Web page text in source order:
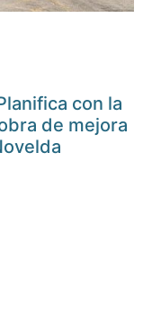
con la
de mejora